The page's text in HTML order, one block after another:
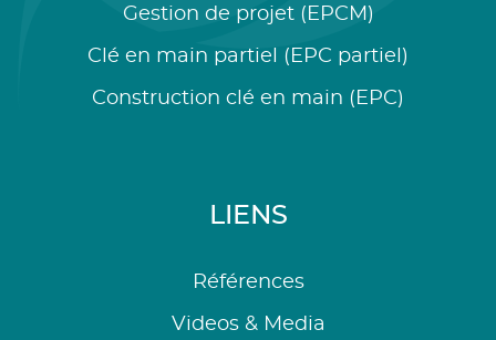
Gestion de projet (EPCM)
Clé en main partiel (EPC partiel)
Construction clé en main (EPC)
LIENS
Références
Videos & Media